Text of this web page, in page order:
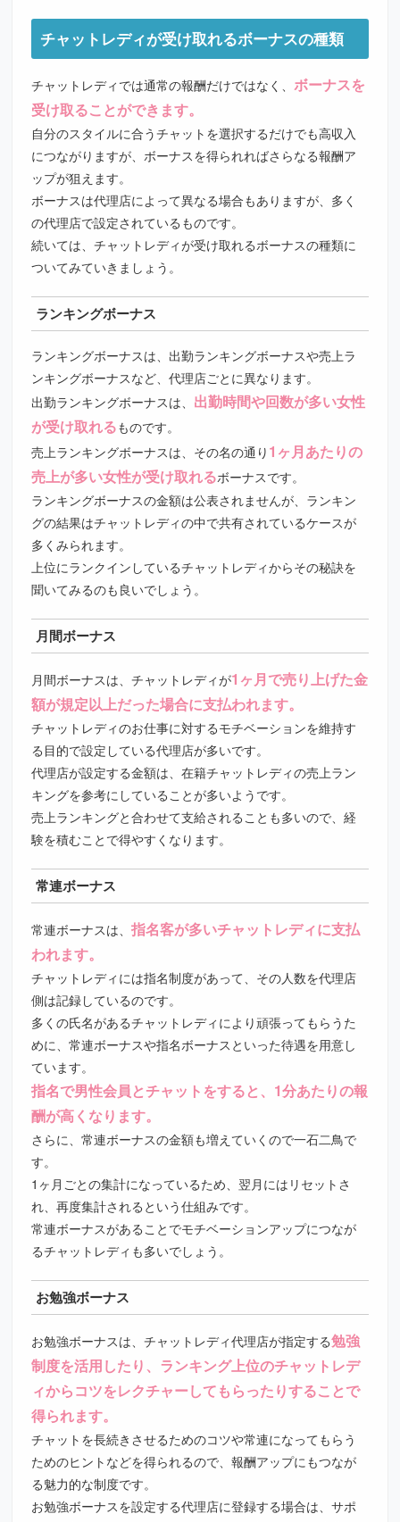
チャットレディが受け取れるボーナスの種類
チャットレディでは通常の報酬だけではなく、 ボーナスを
受け取ることができます。
自分のスタイルに合うチャットを選択するだけでも高収入
につながりますが、ボーナスを得られればさらなる報酬ア
ップが狙えます。
ボーナスは代理店によって異なる場合もありますが、多く
の代理店で設定されているものです。
続いては、チャットレディが受け取れるボーナスの種類に
ついてみていきましょう。
ランキングボーナス
ランキングボーナスは、出勤ランキングボーナスや売上ラ
ンキングボーナスなど、代理店ごとに異なります。
出勤ランキングボーナスは、 出勤時間や回数が多い女性
が受け取れるものです。
売上ランキングボーナスは、その名の通り 1ヶ月あたりの
売上が多い女性が受け取れるボーナスです。
ランキングボーナスの金額は公表されませんが、ランキン
グの結果はチャットレディの中で共有されているケースが
多くみられます。
上位にランクインしているチャットレディからその秘訣を
聞いてみるのも良いでしょう。
月間ボーナス
月間ボーナスは、チャットレディが1ヶ月で売り上げた金
額が規定以上だった場合に支払われます。
チャットレディのお仕事に対するモチベーションを維持す
る目的で設定している代理店が多いです。
代理店が設定する金額は、在籍チャットレディの売上ラン
キングを参考にしていることが多いようです。
売上ランキングと合わせて支給されることも多いので、経
験を積むことで得やすくなります。
常連ボーナス
常連ボーナスは、指名客が多いチャットレディに支払
われます。
チャットレディには指名制度があって、その人数を代理店
側は記録しているのです。
多くの氏名があるチャットレディにより頑張ってもらうた
めに、常連ボーナスや指名ボーナスといった待遇を用意し
ています。
指名で男性会員とチャットをすると、1分あたりの報
酬が高くなります。
さらに、常連ボーナスの金額も増えていくので一石二鳥で
す。
1ヶ月ごとの集計になっているため、翌月にはリセットさ
れ、再度集計されるという仕組みです。
常連ボーナスがあることでモチベーションアップにつなが
るチャットレディも多いでしょう。
お勉強ボーナス
お勉強ボーナスは、チャットレディ代理店が指定する勉強
制度を活用したり、ランキング上位のチャットレデ
ィからコツをレクチャーしてもらったりすることで
得られます。
チャットを長続きさせるためのコツや常連になってもらう
ためのヒントなどを得られるので、報酬アップにもつなが
る魅力的な制度です。
お勉強ボーナスを設定する代理店に登録する場合は、サポ